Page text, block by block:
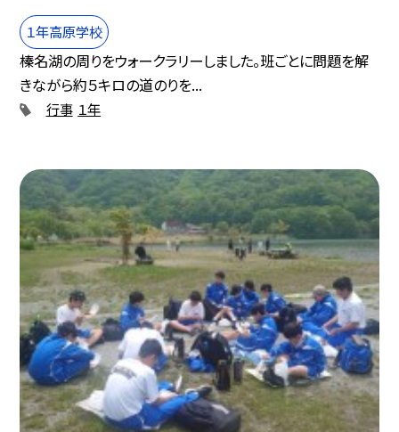
１年高原学校
榛名湖の周りをウォークラリーしました。班ごとに問題を解
きながら約５キロの道のりを...
行事 １年